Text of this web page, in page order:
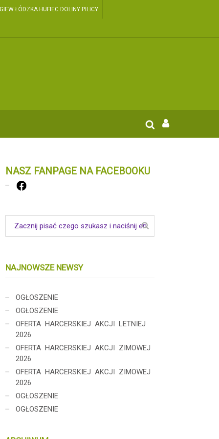
ŁÓDZKA HUFIEC DOLINY PILICY
NASZ FANPAGE NA FACEBOOKU
NAJNOWSZE NEWSY
OGŁOSZENIE
OGŁOSZENIE
OFERTA HARCERSKIEJ AKCJI LETNIEJ
2026
OFERTA HARCERSKIEJ AKCJI ZIMOWEJ
2026
OFERTA HARCERSKIEJ AKCJI ZIMOWEJ
2026
OGŁOSZENIE
OGŁOSZENIE